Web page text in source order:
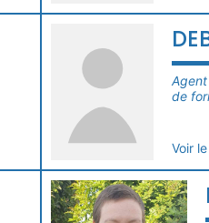
de
Voir